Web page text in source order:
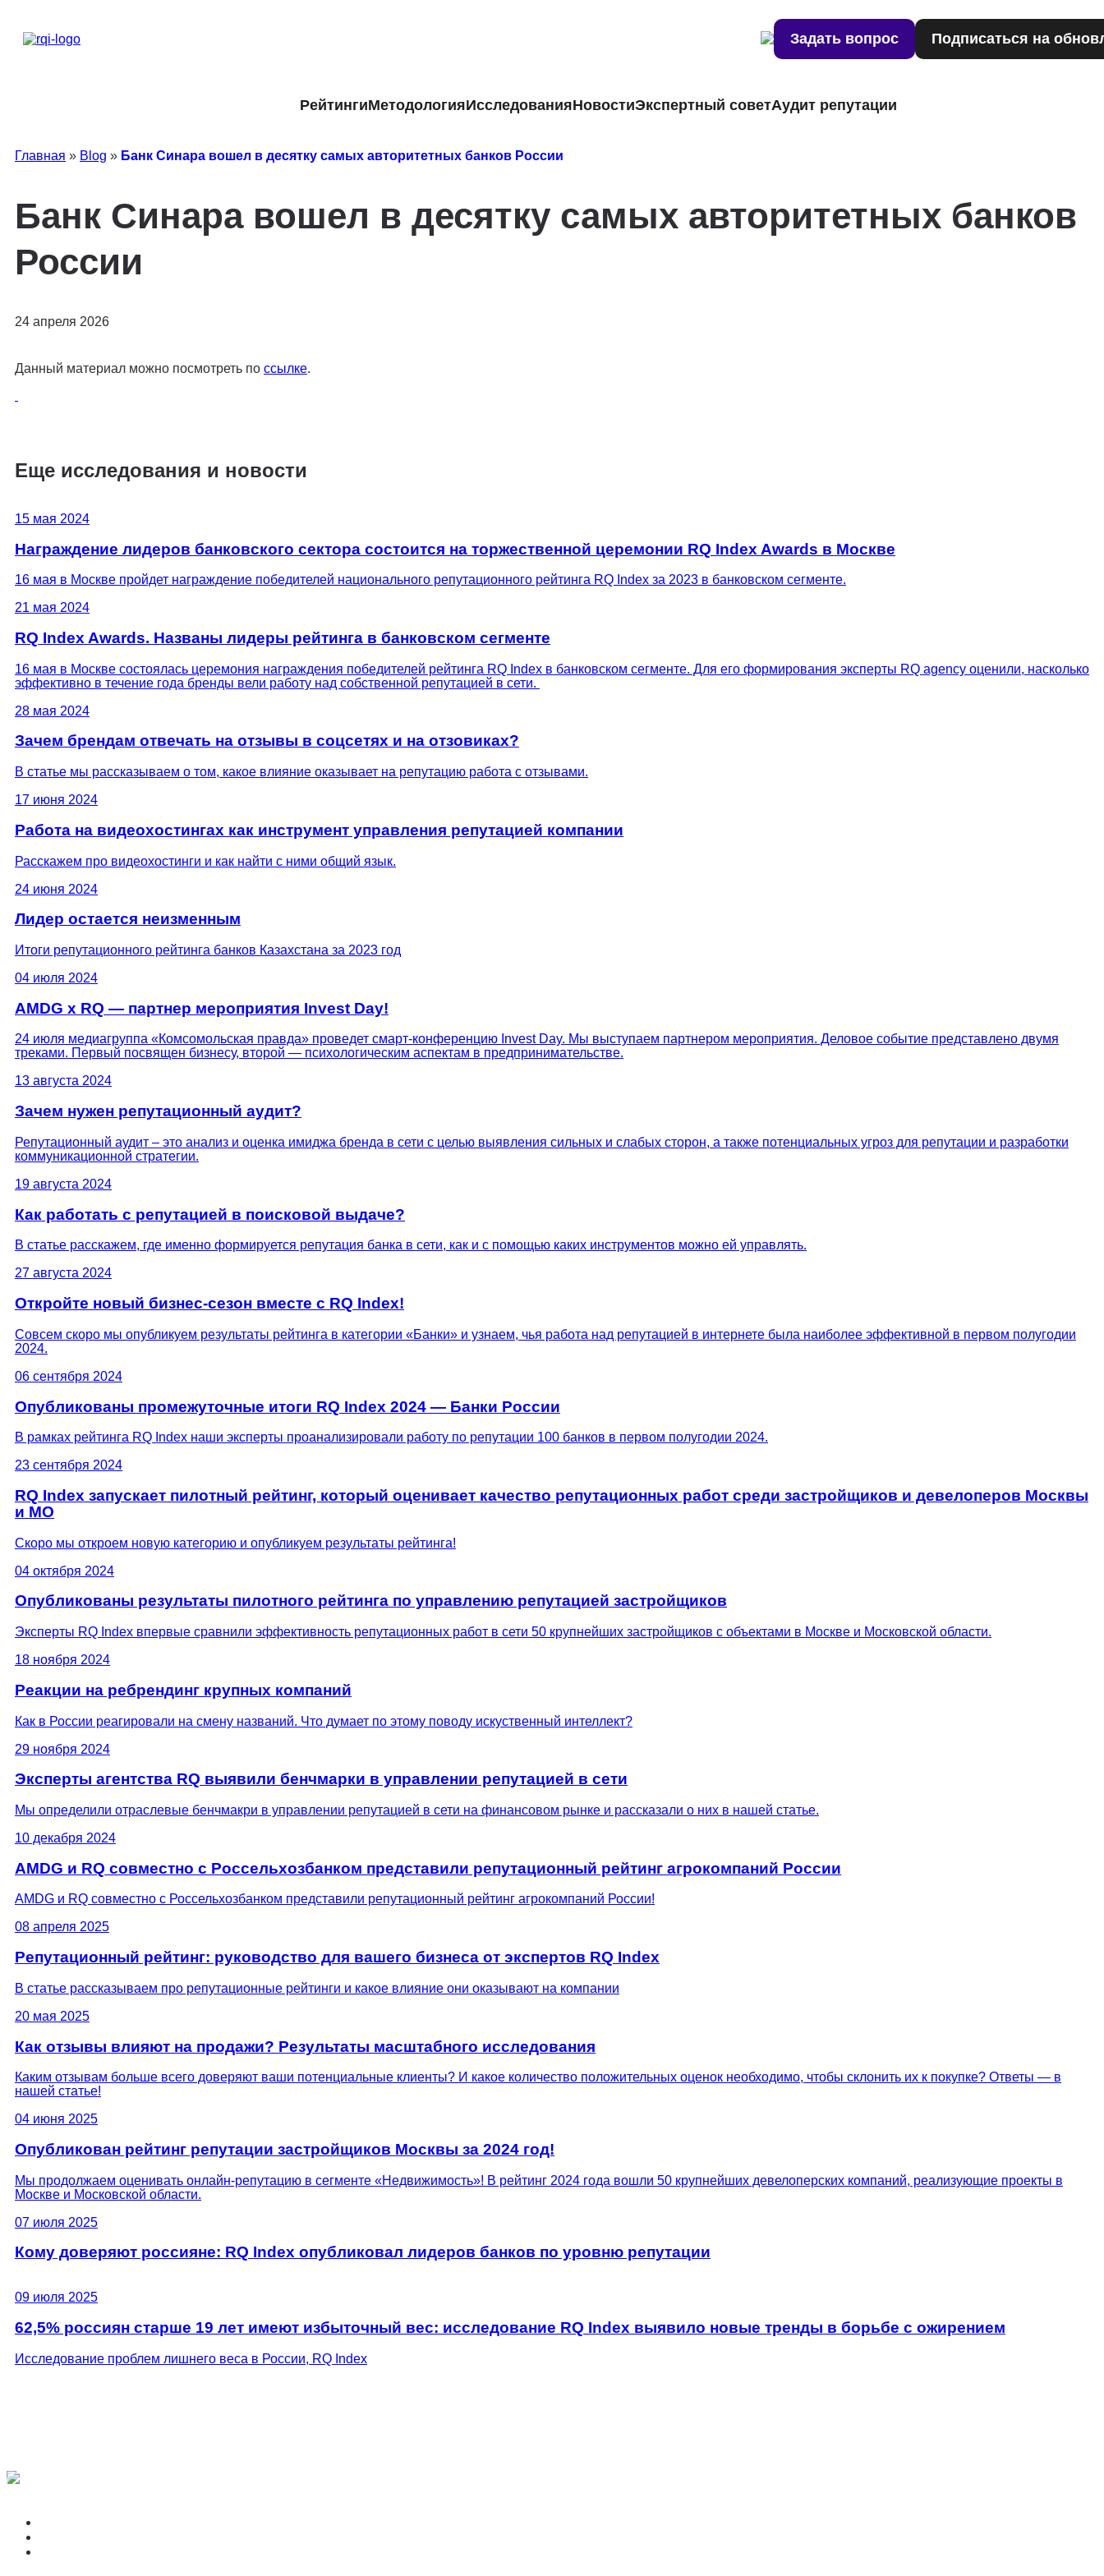
Задать вопрос Подписаться на
РейтингиМетодологияИсследованияНовостиЭкспертный советАудит репутации
Главная » Blog » Банк Синара вошел в десятку самых авторитетных банков России
Банк Синара вошел в десятку самых авторитетных банков
России
24 апреля 2026
Данный материал можно посмотреть по ссылке.
Еще исследования и новости
15 мая 2024
Награждение лидеров банковского сектора состоится на торжественной церемонии RQ Index Awards в Москве
16 мая в Москве пройдет награждение победителей национального репутационного рейтинга RQ Index за 2023 в банковском сегменте.
21 мая 2024
RQ Index Awards. Названы лидеры рейтинга в банковском сегменте
16 мая в Москве состоялась церемония награждения победителей рейтинга RQ Index в банковском сегменте. Для его формирования эксперты RQ agency оценили, насколько
эффективно в течение года бренды вели работу над собственной репутацией в сети.
28 мая 2024
Зачем брендам отвечать на отзывы в соцсетях и на отзовиках?
В статье мы рассказываем о том, какое влияние оказывает на репутацию работа с отзывами.
17 июня 2024
Работа на видеохостингах как инструмент управления репутацией компании
Расскажем про видеохостинги и как найти с ними общий язык.
24 июня 2024
Лидер остается неизменным
Итоги репутационного рейтинга банков Казахстана за 2023 год
04 июля 2024
AMDG x RQ — партнер мероприятия Invest Day!
24 июля медиагруппа «Комсомольская правда» проведет смарт-конференцию Invest Day. Мы выступаем партнером мероприятия. Деловое событие представлено двумя
треками. Первый посвящен бизнесу, второй — психологическим аспектам в предпринимательстве.
13 августа 2024
Зачем нужен репутационный аудит?
Репутационный аудит – это анализ и оценка имиджа бренда в сети с целью выявления сильных и слабых сторон, а также потенциальных угроз для репутации и разработки
коммуникационной стратегии.
19 августа 2024
Как работать с репутацией в поисковой выдаче?
В статье расскажем, где именно формируется репутация банка в сети, как и с помощью каких инструментов можно ей управлять.
27 августа 2024
Откройте новый бизнес-сезон вместе с RQ Index!
Совсем скоро мы опубликуем результаты рейтинга в категории «Банки» и узнаем, чья работа над репутацией в интернете была наиболее эффективной в первом полугодии
2024.
06 сентября 2024
Опубликованы промежуточные итоги RQ Index 2024 — Банки России
В рамках рейтинга RQ Index наши эксперты проанализировали работу по репутации 100 банков в первом полугодии 2024.
23 сентября 2024
RQ Index запускает пилотный рейтинг, который оценивает качество репутационных работ среди застройщиков и девелоперов Москвы
и МО
Скоро мы откроем новую категорию и опубликуем результаты рейтинга!
04 октября 2024
Опубликованы результаты пилотного рейтинга по управлению репутацией застройщиков
Эксперты RQ Index впервые сравнили эффективность репутационных работ в сети 50 крупнейших застройщиков с объектами в Москве и Московской области.
18 ноября 2024
Реакции на ребрендинг крупных компаний
Как в России реагировали на смену названий. Что думает по этому поводу искуственный интеллект?
29 ноября 2024
Эксперты агентства RQ выявили бенчмарки в управлении репутацией в сети
Мы определили отраслевые бенчмакри в управлении репутацией в сети на финансовом рынке и рассказали о них в нашей статье.
10 декабря 2024
AMDG и RQ совместно с Россельхозбанком представили репутационный рейтинг агрокомпаний России
AMDG и RQ совместно с Россельхозбанком представили репутационный рейтинг агрокомпаний России!
08 апреля 2025
Репутационный рейтинг: руководство для вашего бизнеса от экспертов RQ Index
В статье рассказываем про репутационные рейтинги и какое влияние они оказывают на компании
20 мая 2025
Как отзывы влияют на продажи? Результаты масштабного исследования
Каким отзывам больше всего доверяют ваши потенциальные клиенты? И какое количество положительных оценок необходимо, чтобы склонить их к покупке? Ответы — в
нашей статье!
04 июня 2025
Опубликован рейтинг репутации застройщиков Москвы за 2024 год!
Мы продолжаем оценивать онлайн-репутацию в сегменте «Недвижимость»! В рейтинг 2024 года вошли 50 крупнейших девелоперских компаний, реализующие проекты в
Москве и Московской области.
07 июля 2025
Кому доверяют россияне: RQ Index опубликовал лидеров банков по уровню репутации
09 июля 2025
62,5% россиян старше 19 лет имеют избыточный вес: исследование RQ Index выявило новые тренды в борьбе с ожирением
Исследование проблем лишнего веса в России, RQ Index